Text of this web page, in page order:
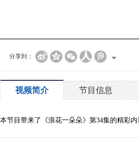
分享到：
视频简介 节目信息
本节目带来了《浪花一朵朵》第34集的精彩内